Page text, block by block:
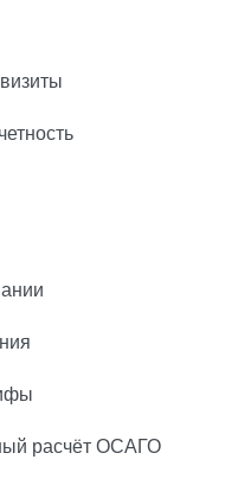
расчёт ОСАГО